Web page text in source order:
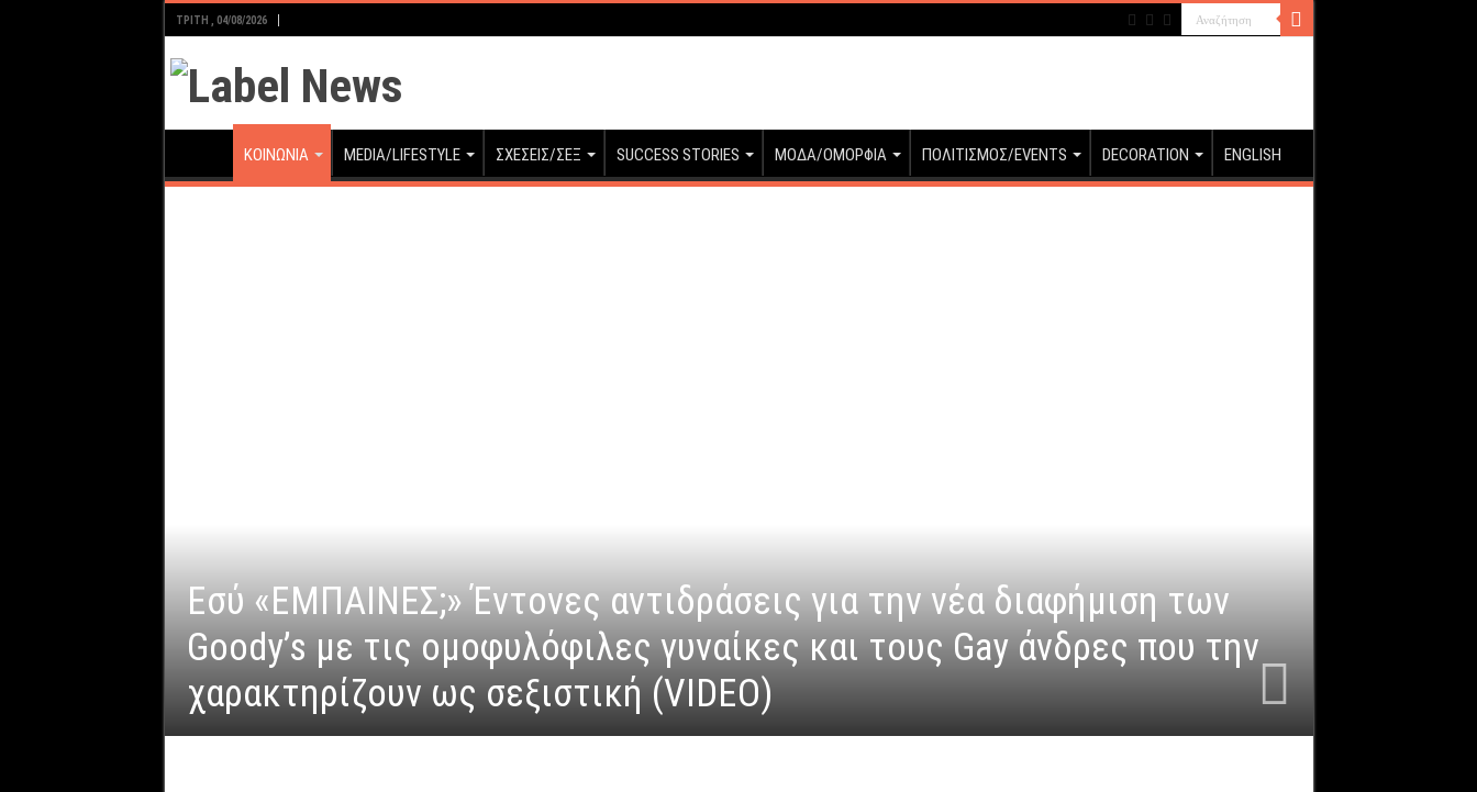
ΤΡΊΤΗ , 04/08/2026
ΚΟΙΝΩΝΙΑ MEDIA/LIFESTYLE ΣΧΕΣΕΙΣ/ΣΕΞ SUCCESS STORIES ΜΟΔΑ/ΟΜΟΡΦΙΑ ΠΟΛΙΤΙΣΜΟΣ/EVENTS DECORATION ENGLISH
Εσύ «ΕΜΠΑΙΝΕΣ;» Έντονες αντιδράσεις για την νέα διαφήμιση των
Goody’s με τις ομοφυλόφιλες γυναίκες και τους Gay άνδρες που την
χαρακτηρίζουν ως σεξιστική (VIDEO)